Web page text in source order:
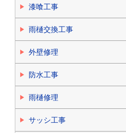
漆喰工事
雨樋交換工事
外壁修理
防水工事
雨樋修理
サッシ工事